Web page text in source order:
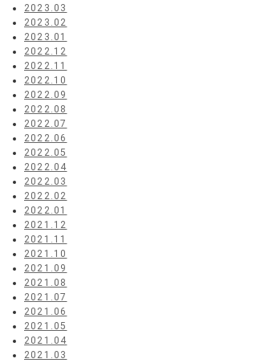
2023.03
2023.02
2023.01
2022.12
2022.11
2022.10
2022.09
2022.08
2022.07
2022.06
2022.05
2022.04
2022.03
2022.02
2022.01
2021.12
2021.11
2021.10
2021.09
2021.08
2021.07
2021.06
2021.05
2021.04
2021.03